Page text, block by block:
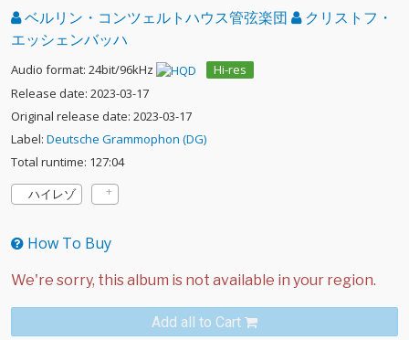
ベルリン・コンツェルトハウス管弦楽団
クリストフ・
エッシェンバッハ
Audio format: 24bit/96kHz
Hi-res
Release date: 2023-03-17
Original release date: 2023-03-17
Label: Deutsche Grammophon (DG)
Total runtime: 127:04
ハイレゾ
How To Buy
Add all to Cart